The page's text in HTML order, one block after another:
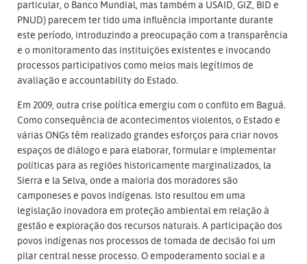
particular, o Banco Mundial, mas também a USAID, GIZ, BID e
PNUD) parecem ter tido uma influência importante durante
este período, introduzindo a preocupação com a transparência
e o monitoramento das instituições existentes e invocando
processos participativos como meios mais legítimos de
avaliação e accountability do Estado.
Em 2009, outra crise política emergiu com o conflito em Baguá.
Como consequência de acontecimentos violentos, o Estado e
várias ONGs têm realizado grandes esforços para criar novos
espaços de diálogo e para elaborar, formular e implementar
políticas para as regiões historicamente marginalizados, la
Sierra e la Selva, onde a maioria dos moradores são
camponeses e povos indígenas. Isto resultou em uma
legislação inovadora em proteção ambiental em relação à
gestão e exploração dos recursos naturais. A participação dos
povos indígenas nos processos de tomada de decisão foi um
pilar central nesse processo. O empoderamento social e a